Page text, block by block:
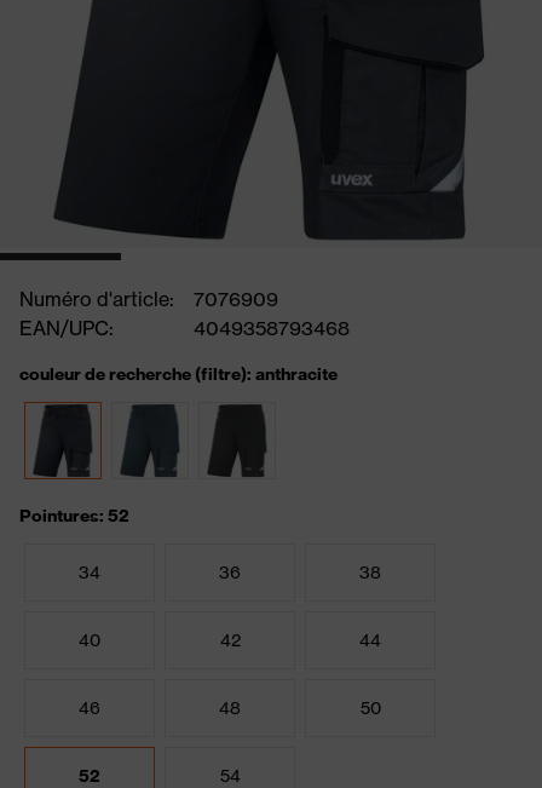
Numéro d'article:
7076909
EAN/UPC:
4049358793468
couleur de recherche (filtre): anthracite
Pointures: 52
34 36 38
40 42 44
46 48 50
52 54